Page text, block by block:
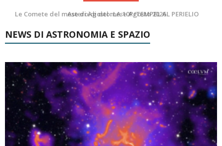
Asteroidi del mese Agosto 2026
NEWS DI ASTRONOMIA E SPAZIO